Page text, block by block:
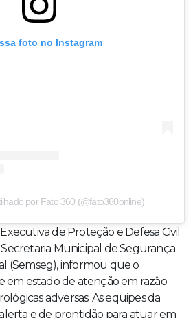
foto no Instagram
por Fato 360 (@fato360online)
de Proteção e Defesa Civil
Municipal de Segurança
(Semseg), informou que o
em estado de atenção em razão
adversas. As equipes da
e de prontidão para atuar em